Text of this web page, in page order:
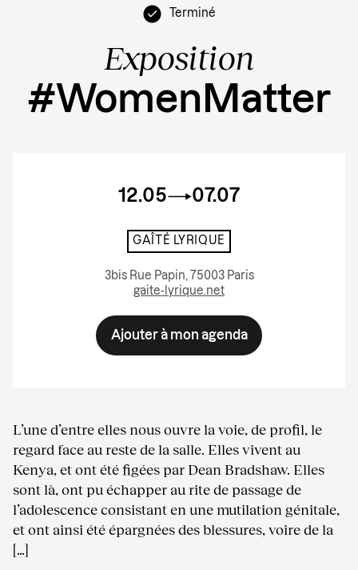
Terminé
Exposition
#WomenMatter
12.05 07.07
GAÎTÉ LYRIQUE
3bis Rue Papin, 75003 Paris
gaite-lyrique.net
Ajouter à mon agenda
L’une d’entre elles nous ouvre la voie, de profil, le
regard face au reste de la salle. Elles vivent au
Kenya, et ont été figées par Dean Bradshaw. Elles
sont là, ont pu échapper au rite de passage de
l’adolescence consistant en une mutilation génitale,
et ont ainsi été épargnées des blessures, voire de la
[…]